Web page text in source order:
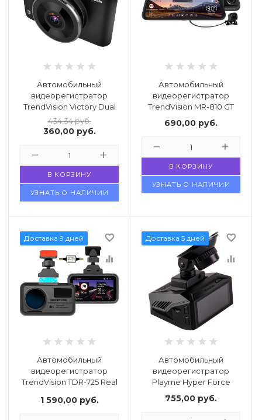
Автомобильный
видеорегистратор
TrendVision Victory Dual
434,34руб.
360,00 руб.
В КОРЗИНУ
УЗНАТЬ О НАЛИЧИИ
Автомобильный
видеорегистратор
TrendVision MR-810 GT
690,00 руб.
В КОРЗИНУ
УЗНАТЬ О НАЛИЧИИ
Доставка 9 дней
favorite_border
equalizer
Автомобильный
видеорегистратор
TrendVision TDR-725 Real
1 590,00 руб.
Доставка 5 дней
favorite_border
equalizer
Автомобильный
видеорегистратор
Playme Hyper Force
755,00 руб.